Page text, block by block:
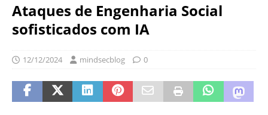
Ataques de Engenharia Social
sofisticados com IA
12/12/2024 mindsecblog 0